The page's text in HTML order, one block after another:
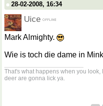
28-02-2008, 16:34
Uice
Mark Almighty.
Wie is toch die dame in
That's what happens when you
deer are gonna lick ya.